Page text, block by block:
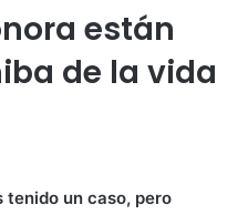
están
de la vida
tenido un caso, pero